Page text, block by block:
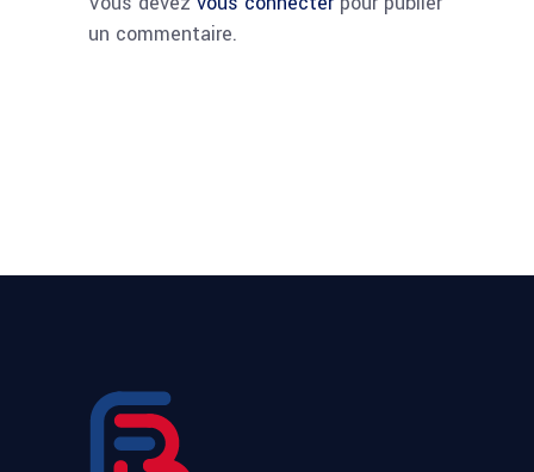
un commentaire.